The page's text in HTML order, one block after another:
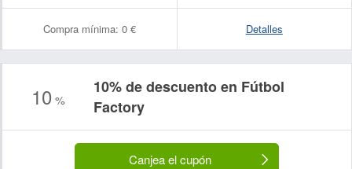
Compra mínima: 0 € Detalles
10 %
10% de descuento en Fútbol
Factory
Canjea el cupón